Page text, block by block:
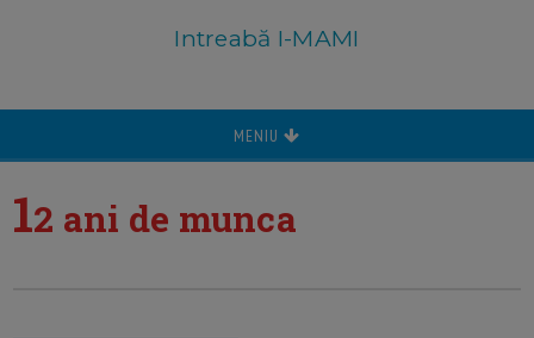
Intreabă I-MAMI
MENIU
12 ani de munca